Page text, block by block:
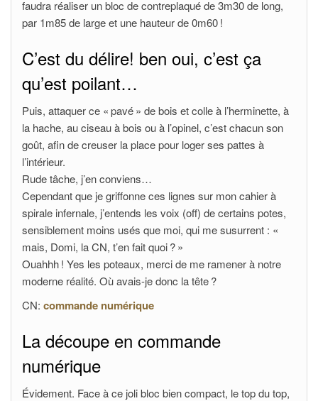
faudra réaliser un bloc de contreplaqué de 3m30 de long,
par 1m85 de large et une hauteur de 0m60 !
C’est du délire! ben oui, c’est ça
qu’est poilant…
Puis, attaquer ce « pavé » de bois et colle à l’herminette, à
la hache, au ciseau à bois ou à l’opinel, c’est chacun son
goût, afin de creuser la place pour loger ses pattes à
l’intérieur.
Rude tâche, j’en conviens…
Cependant que je griffonne ces lignes sur mon cahier à
spirale infernale, j’entends les voix (off) de certains potes,
sensiblement moins usés que moi, qui me susurrent : «
mais, Domi, la CN, t’en fait quoi ? »
Ouahhh ! Yes les poteaux, merci de me ramener à notre
moderne réalité. Où avais-je donc la tête ?
CN: commande numérique
La découpe en commande
numérique
Évidement. Face à ce joli bloc bien compact, le top du top,